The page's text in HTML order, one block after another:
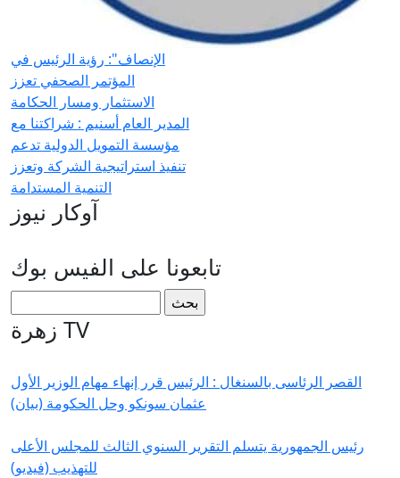
الإنصاف": رؤية الرئيس في
المؤتمر الصحفي تعزز
الاستثمار ومسار الحكامة
المدير العام أسنيم : شراكتنا مع
مؤسسة التمويل الدولية تدعم
تنفيذ استراتيجية الشركة وتعزز
التنمية المستدامة
آوكار نيوز
تابعونا على الفيس بوك
استمارة البحث
‏بحث ‏
زهرة TV
القصر الرئاسى بالسنغال : الرئيس قرر إنهاء مهام الوزير الأول
عثمان سونكو وحل الحكومة (بيان)
رئيس الجمهورية يتسلم التقرير السنوي الثالث للمجلس الأعلى
للتهذيب (فيديو)